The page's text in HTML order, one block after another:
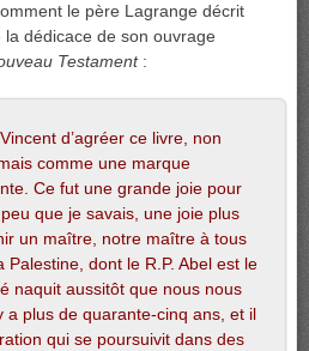
le père Lagrange décrit
la dédicace de son ouvrage
Testament :
d’agréer ce livre, non
comme une marque
Ce fut une grande joie pour
que je savais, une joie plus
un maître, notre maître à tous
Palestine, dont le R.P. Abel est le
naquit aussitôt que nous nous
a plus de quarante-cinq ans, et il
qui se poursuivit dans des